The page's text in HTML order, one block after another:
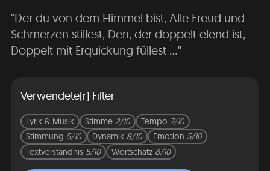
"Der du von dem Himmel bist, Alle Freud und
Schmerzen stillest, Den, der doppelt elend ist,
Doppelt mit Erquickung füllest ..."
Verwendete(r) Filter
Lyrik & Musik Stimme 2/10 Tempo 7/10
Stimmung 5/10 Dynamik 8/10 Emotion 5/10
Textverständnis 5/10 Wortschatz 8/10